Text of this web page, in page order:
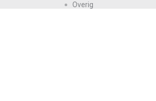
Overig